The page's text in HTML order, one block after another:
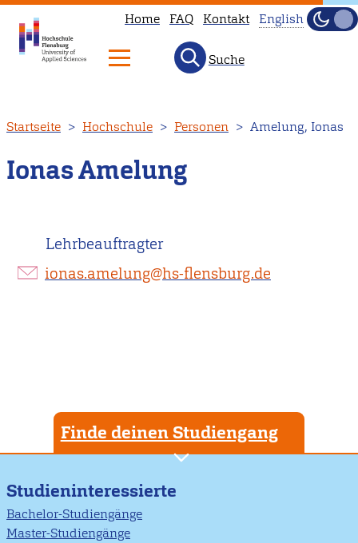
zum
Inhalt
Home FAQ Kontakt
not
English
Hell
Suche
Startseite Hochschule Personen Amelung, Ionas
Ionas Amelung
Lehrbeauftragter
ionas.amelung@hs-flensburg.de
Finde deinen Studiengang
Studieninteressierte
Bachelor-Studiengänge
Master-Studiengänge